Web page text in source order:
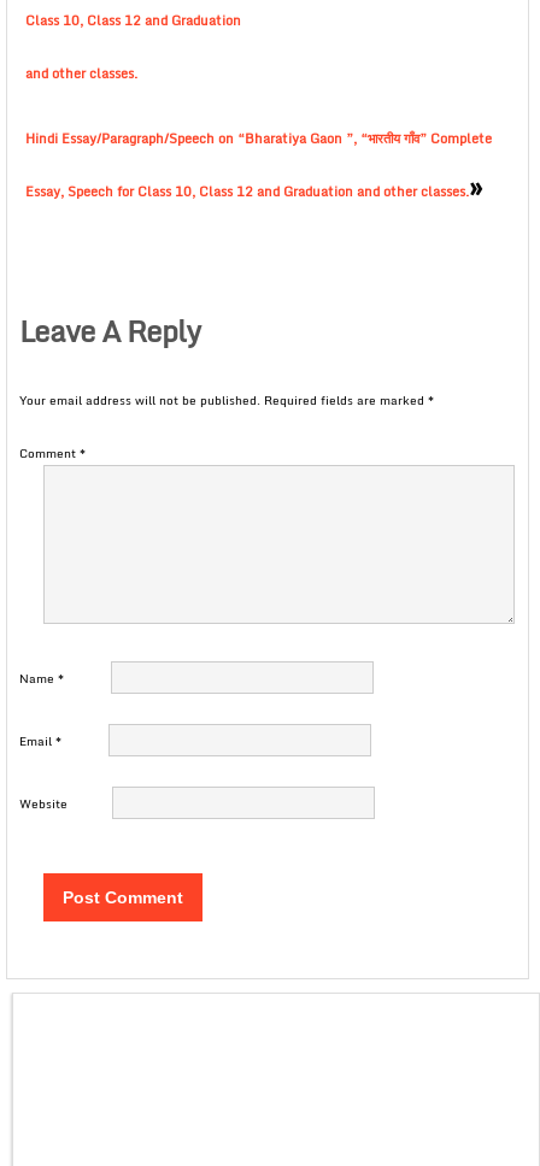
Class 10, Class 12 and Graduation
and other classes.
Hindi Essay/Paragraph/Speech on “Bharatiya Gaon ”, “भारतीय गाँव” Complete
Essay, Speech for Class 10, Class 12 and Graduation and other classes.»
Leave A Reply
Your email address will not be published. Required fields are marked *
Comment*
Name *
Email*
Website